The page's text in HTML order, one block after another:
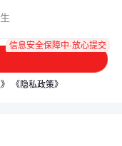
信息安全保障中·放心提交
《隐私政策》